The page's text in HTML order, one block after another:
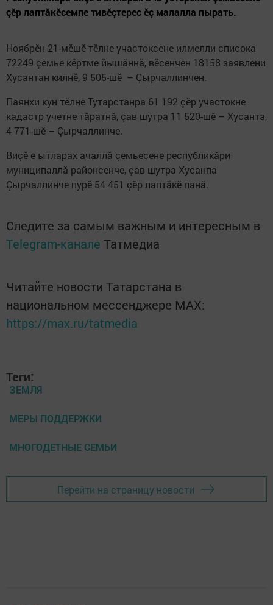
çӗр лаптăкӗсемпе тивӗçтерес ӗç малалла пырать.
Ноябрӗн 21-мӗшӗ тӗлне участоксене илмелли списока
72249 çемье кӗртме йышăннă, вӗсенчен 18158 заявлени
Хусантан килнӗ, 9 505-шӗ – Çырчаллинчен.
Паянхи кун тӗлне Тутарстанра 61 192 çӗр участокне
кадастр учетне тăратнă, çав шутра 11 520-шӗ – Хусанта,
4 771-шӗ – Çырчаллинче.
Виçӗ е ытларах ачаллă çемьесене республикăри
муниципаллă районсенче, çав шутра Хусанпа
Çырчаллинче пурӗ 54 451 çӗр лаптăкӗ панă.
Следите за самым важным и интересным в
Telegram-канале Татмедиа
Читайте новости Татарстана в
национальном мессенджере MАХ:
https://max.ru/tatmedia
Теги:
ЗЕМЛЯ
МЕРЫ ПОДДЕРЖКИ
МНОГОДЕТНЫЕ СЕМЬИ
Перейти на страницу новости